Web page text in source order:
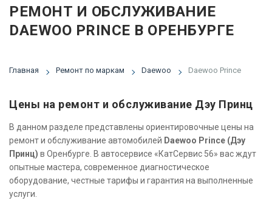
РЕМОНТ И ОБСЛУЖИВАНИЕ
DAEWOO PRINCE В ОРЕНБУРГЕ
Главная Ремонт по маркам Daewoo Daewoo Prince
Цены на ремонт и обслуживание Дэу Принц
В данном разделе представлены ориентировочные цены на
ремонт и обслуживание автомобилей Daewoo Prince (Дэу
Принц) в Оренбурге. В автосервисе «КатСервис 56» вас ждут
опытные мастера, современное диагностическое
оборудование, честные тарифы и гарантия на выполненные
услуги.